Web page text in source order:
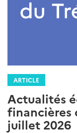
ARTICLE
Actualités
financières
juillet 2026